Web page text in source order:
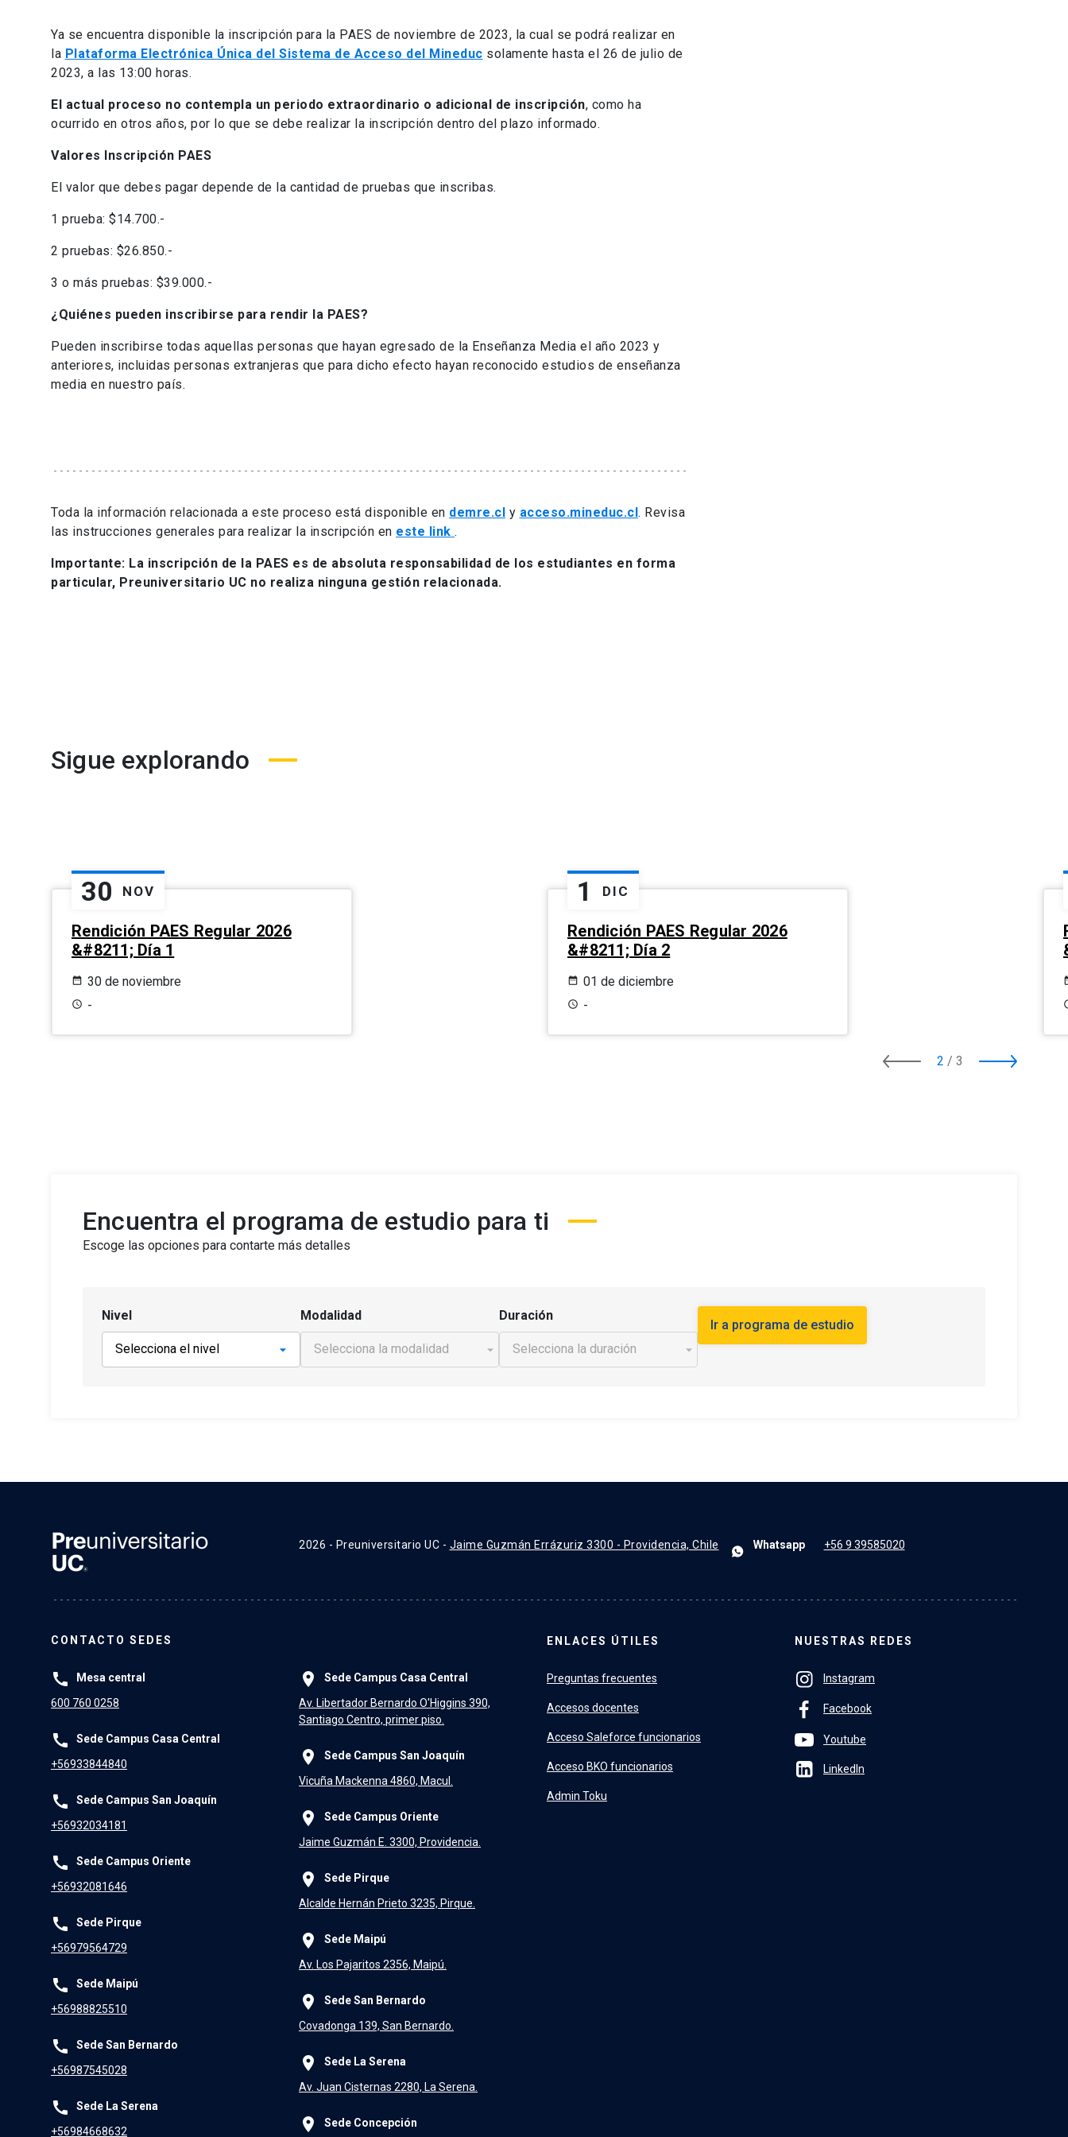
Ya se encuentra disponible la inscripción para la PAES de noviembre de 2023, la cual se podrá realizar en
la Plataforma Electrónica Única del Sistema de Acceso del Mineduc solamente hasta el 26 de julio de
2023, a las 13:00 horas.
El actual proceso no contempla un periodo extraordinario o adicional de inscripción, como ha
ocurrido en otros años, por lo que se debe realizar la inscripción dentro del plazo informado.
Valores Inscripción PAES
El valor que debes pagar depende de la cantidad de pruebas que inscribas.
1 prueba: $14.700.-
2 pruebas: $26.850.-
3 o más pruebas: $39.000.-
¿Quiénes pueden inscribirse para rendir la PAES?
Pueden inscribirse todas aquellas personas que hayan egresado de la Enseñanza Media el año 2023 y
anteriores, incluidas personas extranjeras que para dicho efecto hayan reconocido estudios de enseñanza
media en nuestro país.
Toda la información relacionada a este proceso está disponible en demre.cl y acceso.mineduc.cl. Revisa
las instrucciones generales para realizar la inscripción en este link .
Importante: La inscripción de la PAES es de absoluta responsabilidad de los estudiantes en forma
particular, Preuniversitario UC no realiza ninguna gestión relacionada.
Sigue explorando
30 NOV
Rendición PAES Regular 2026
&#8211; Día 1
30 de noviembre
-
1 DIC
Rendición PAES Regular 2026
&#8211; Día 2
01 de diciembre
-
2 / 3
Encuentra el programa de estudio para ti
Escoge las opciones para contarte más detalles
Nivel Modalidad Duración
2026 - Preuniversitario UC - Jaime Guzmán Errázuriz 3300 - Providencia, Chile Whatsapp +56 9 39585020
CONTACTO SEDES
call
Mesa central
600 760 0258
call
Sede Campus Casa Central
+56933844840
call
Sede Campus San Joaquín
+56932034181
call
Sede Campus Oriente
+56932081646
call
Sede Pirque
+56979564729
call
Sede Maipú
+56988825510
call
Sede San Bernardo
+56987545028
call
Sede La Serena
+56984668632
place
Sede Campus Casa Central
Av. Libertador Bernardo O'Higgins 390,
Santiago Centro, primer piso.
place
Sede Campus San Joaquín
Vicuña Mackenna 4860, Macul.
place
Sede Campus Oriente
Jaime Guzmán E. 3300, Providencia.
place
Sede Pirque
Alcalde Hernán Prieto 3235, Pirque.
place
Sede Maipú
Av. Los Pajaritos 2356, Maipú.
place
Sede San Bernardo
Covadonga 139, San Bernardo.
place
Sede La Serena
Av. Juan Cisternas 2280, La Serena.
place Sede Concepción
ENLACES ÚTILES
Preguntas frecuentes
Accesos docentes
Acceso Saleforce funcionarios
Acceso BKO funcionarios
Admin Toku
NUESTRAS REDES
Instagram
Facebook
Youtube
LinkedIn